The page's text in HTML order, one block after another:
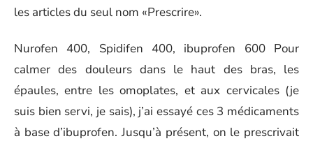
les articles du seul nom «Prescrire».
Nurofen 400, Spidifen 400, ibuprofen 600 Pour
calmer des douleurs dans le haut des bras, les
épaules, entre les omoplates, et aux cervicales (je
suis bien servi, je sais), j’ai essayé ces 3 médicaments
à base d’ibuprofen. Jusqu’à présent, on le prescrivait